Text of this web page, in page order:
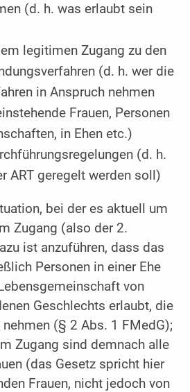
(d. h. was erlaubt sein
legitimen Zugang zu den
(d. h. wer die
in Anspruch nehmen
Frauen, Personen
in Ehen etc.)
(d. h.
ART geregelt werden soll)
bei der es aktuell um
Zugang (also der 2.
ist anzuführen, dass das
Personen in einer Ehe
von
Geschlechts erlaubt, die
nehmen (§ 2 Abs. 1 FMedG);
Zugang sind demnach alle
(das Gesetz spricht hier
Frauen, nicht jedoch von